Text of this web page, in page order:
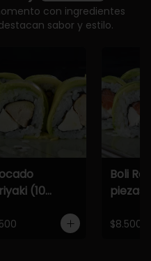
con ingredientes
sabor y estilo.
(10
Boli
piezas)
$8.500